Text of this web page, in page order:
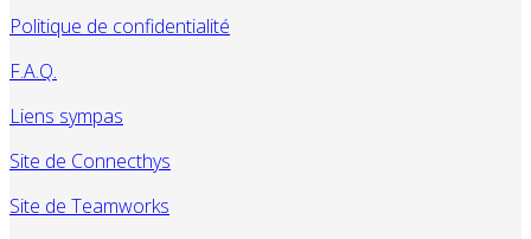
Politique de confidentialité
F.A.Q.
Liens sympas
Site de Connecthys
Site de Teamworks